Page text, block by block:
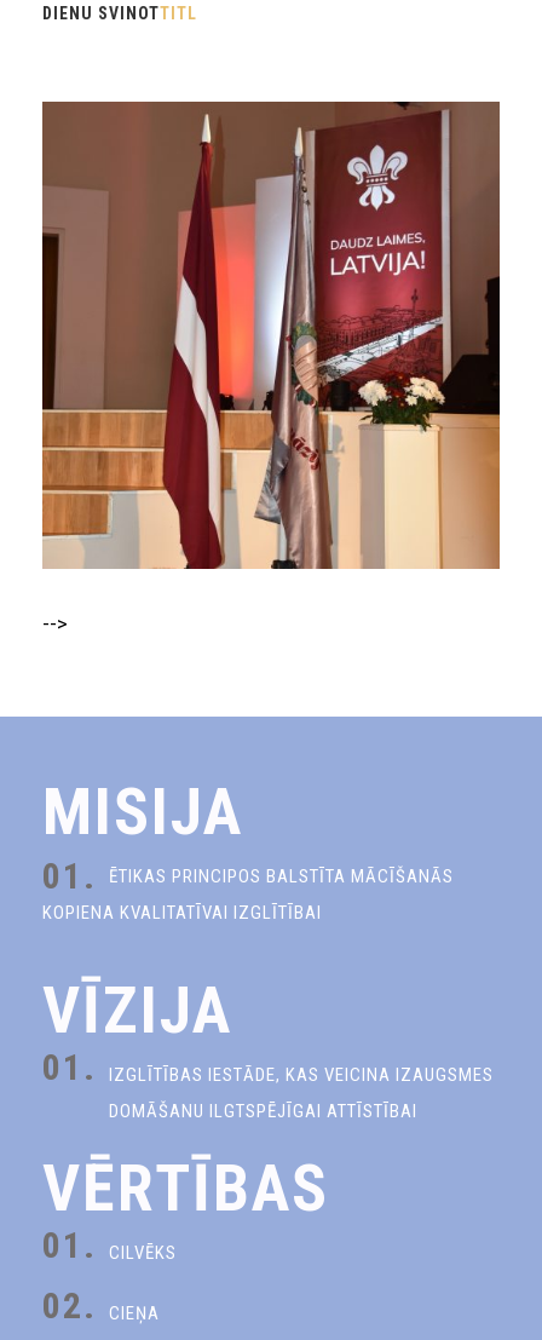
DIENU SVINOTTITL
-->
MISIJA
01.
ĒTIKAS PRINCIPOS BALSTĪTA MĀCĪŠANĀS
KOPIENA KVALITATĪVAI IZGLĪTĪBAI
VĪZIJA
01.
IZGLĪTĪBAS IESTĀDE, KAS VEICINA IZAUGSMES
DOMĀŠANU ILGTSPĒJĪGAI ATTĪSTĪBAI
VĒRTĪBAS
01. CILVĒKS
02. CIEŅA